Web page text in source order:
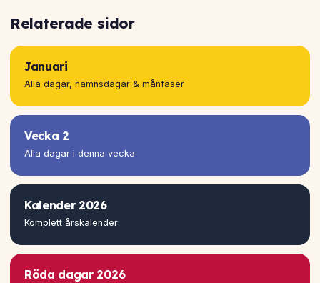
Relaterade sidor
Januari
Alla dagar, namnsdagar & månfaser
Vecka 2
Alla dagar i denna vecka
Kalender 2026
Komplett årskalender
Röda dagar 2026